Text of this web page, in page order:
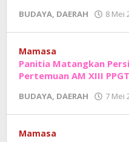
BUDAYA, DAERAH 8 Mei
Mamasa
Panitia Matangkan
Pertemuan AM XIII
BUDAYA, DAERAH 7 Mei
Mamasa